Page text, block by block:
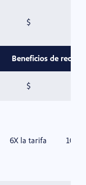
$Con cargo
Beneficios de
$Con cargo
6X la tarifa 10X